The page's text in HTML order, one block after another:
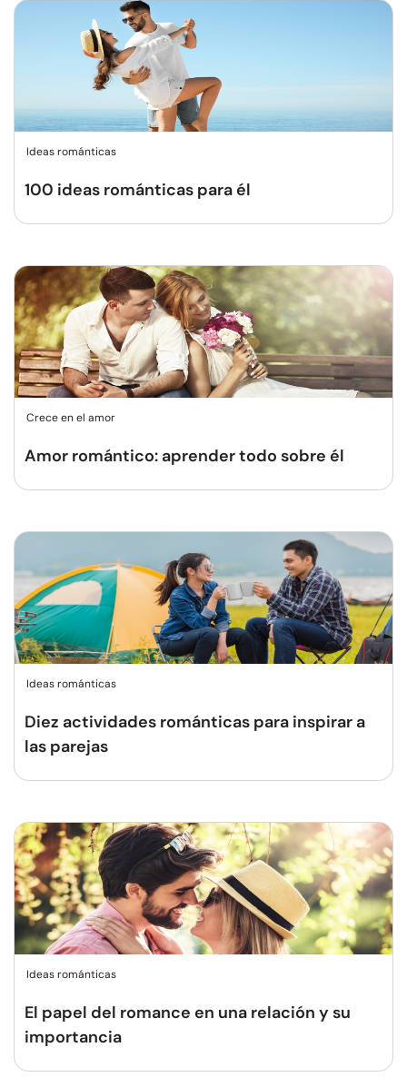
Ideas románticas
100 ideas románticas para él
Crece en el amor
Amor romántico: aprender todo sobre él
Ideas románticas
Diez actividades románticas para inspirar a
las parejas
Ideas románticas
El papel del romance en una relación y su
importancia